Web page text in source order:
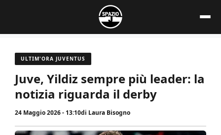
contenuto
ULTIM'ORA JUVENTUS
Juve, Yildiz sempre più leader: la
notizia riguarda il derby
24 Maggio 2026 - 13:10di Laura Bisogno